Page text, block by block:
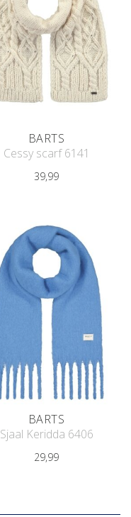
BARTS
Cessy scarf 6141
39,99
BARTS
Sjaal Keridda 6406
29,99